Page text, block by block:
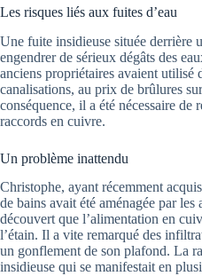
Les risques liés aux fuites d’eau
Une fuite insidieuse située derrière
engendrer de sérieux dégâts des
anciens propriétaires avaient utilisé
canalisations, au prix de brûlures
conséquence, il a été nécessaire de
raccords en cuivre.
Un problème inattendu
Christophe, ayant récemment
de bains avait été aménagée par les
découvert que l’alimentation en
l’étain. Il a vite remarqué des
un gonflement de son plafond. La
insidieuse qui se manifestait en